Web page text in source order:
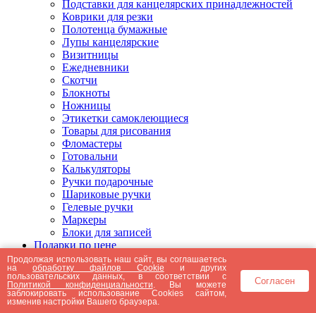
Подставки для канцелярских принадлежностей
Коврики для резки
Полотенца бумажные
Лупы канцелярские
Визитницы
Ежедневники
Скотчи
Блокноты
Ножницы
Этикетки самоклеющиеся
Товары для рисования
Фломастеры
Готовальни
Калькуляторы
Ручки подарочные
Шариковые ручки
Гелевые ручки
Маркеры
Блоки для записей
Подарки по цене
Подарки от 5000 рублей
Подарки до 5000 рублей
Подарки до 3000 рублей
Подарки до 2000 рублей
Подарки до 1000 рублей
Продолжая использовать наш сайт, вы соглашаетесь
наобработку файлов Cookie и других
пользовательских данных, в соответствии с
Политикой конфиденциальности . Вы можете
заблокировать использование Cookies сайтом,
изменив настройки Вашего браузера.
Согласен